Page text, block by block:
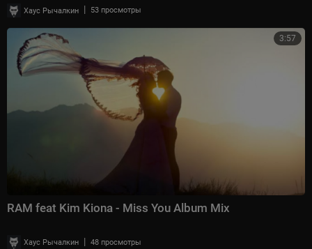
Хаус Рычалкин | 53 просмотры
3:57
RAM feat Kim Kiona - Miss You Album Mix
Хаус Рычалкин | 48 просмотры